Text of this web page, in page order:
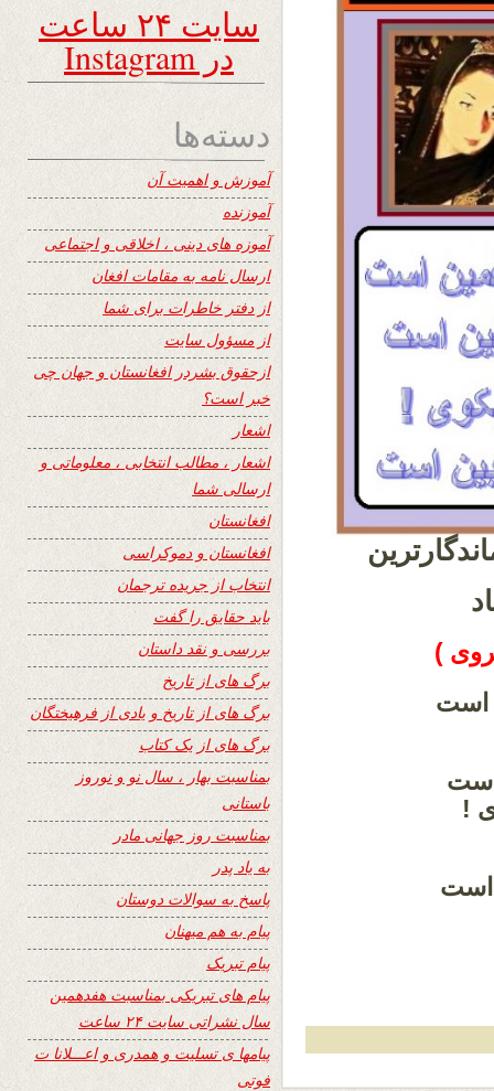
)
!
است
سایت ۲۴ ساعت
در Instagram
دسته‌ها
آموزش و اهمیت آن
آموزنده
آموزه های دینی ، اخلاقی و اجتماعی
ارسال نامه به مقامات افغان
از دفتر خاطرات برای شما
از مسؤول سایت
ازحقوق بشردر افغانستان و جهان چی
خبر است؟
اشعار
اشعار ، مطالب انتخابی ، معلوماتی و
ارسالی شما
افغانستان
افغانستان و دموکراسی
انتخاب از جریده ترجمان
باید حقایق را گفت
بررسی و نقد داستان
برگ های از تاریخ
برگ های از تاریخ و یادی از فرهیختگان
برگ های از یک کتاب
بمناسبت بهار ، سال نو و نوروز
باستانی
بمناسبت روز جهانی مادر
به یاد پدر
پاسخ به سوالات دوستان
پیام به هم میهنان
پیام تبریک
پیام های تبریکی بمناسبت هفدهمین
سال نشراتی سایت ۲۴ ساعت
پیامها ی تسلیت و همدری و اعـــلانا ت
فوتی